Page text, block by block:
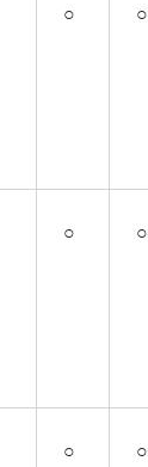
○ ○
○ ○
○ ○